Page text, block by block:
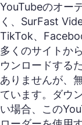
YouTubeのオー
く、SurFast
TikTok、
多くのサイトか
ウンロードする
ありませんが、
ています。ダウ
い場合、この